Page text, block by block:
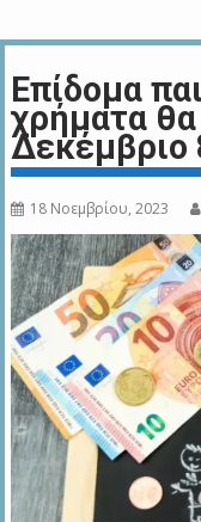
Επίδομα
χρήματα
Δεκέμβριο
18 Νοεμβρίου, 2023